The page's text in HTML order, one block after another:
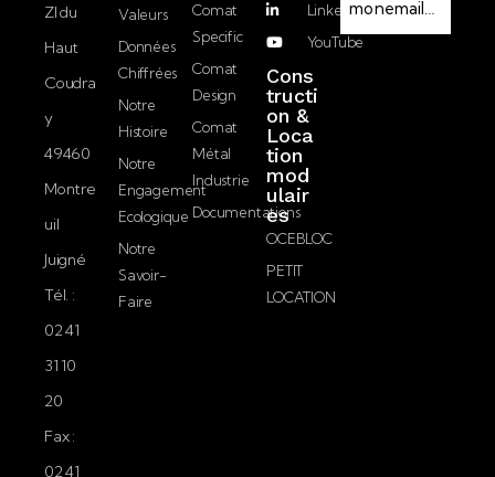
ZI du
Haut
Coudra
y
49460
Montre
uil
Juigné
Tél. :
02 41
31 10
20
Fax :
02 41
Valeurs
Données
Chiffrées
Notre
Histoire
Notre
Engagement
Ecologique
Notre
Savoir-
Faire
Comat
Specific
Comat
Design
Comat
Métal
Industrie
Documentations
LinkedIn
YouTube
Cons
tructi
on &
Loca
tion
mod
ulair
es
OCEBLOC
PETIT
LOCATION
mail